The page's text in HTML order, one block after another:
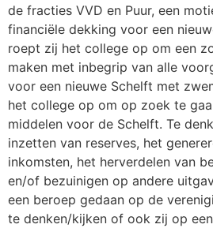
de fracties VVD en Puur, een
financiële dekking voor een
roept zij het college op om een
maken met inbegrip van alle
voor een nieuwe Schelft met
het college op om op zoek te
middelen voor de Schelft. Te
inzetten van reserves, het
inkomsten, het herverdelen van
en/of bezuinigen op andere
een beroep gedaan op de
te denken/kijken of ook zij op